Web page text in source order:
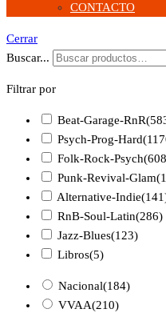
CONTACTO
Cerrar
Buscar...
Filtrar por
Beat-Garage-RnR
Psych-Prog-Hard
Folk-Rock-Psych
Punk-Revival-Glam
Alternative-Indie
RnB-Soul-Latin(286)
Jazz-Blues(123)
Libros(5)
Nacional(184)
VVAA(210)